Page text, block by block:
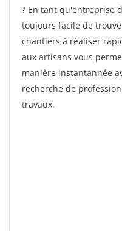
? En tant qu'entreprise
toujours facile de
chantiers à réaliser
aux artisans vous
manière instantannée
recherche de
travaux.